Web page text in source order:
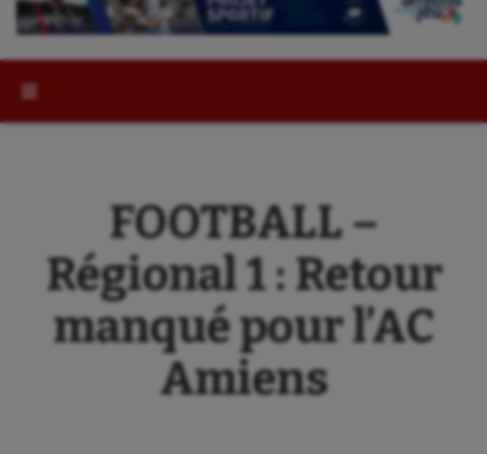
FOOTBALL –
Régional 1 : Retour
manqué pour l’AC
Amiens